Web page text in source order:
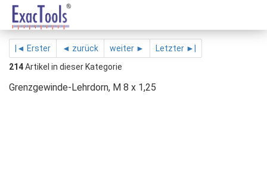
|◄ Erster ◄ zurück weiter ►
Letzter ►|
214Artikel in dieser Kategorie
Grenzgewinde-Lehrdorn, M 8 x 1,25